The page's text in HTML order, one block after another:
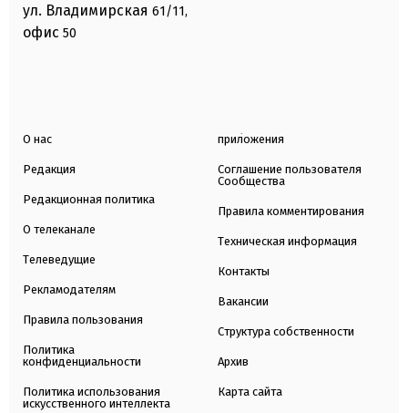
ул. Владимирская 61/11,
офис 50
О нас
Редакция
Редакционная политика
О телеканале
Телеведущие
Рекламодателям
Правила пользования
Политика
конфиденциальности
Политика использования
искусственного интеллекта
приложения
Соглашение пользователя
Сообщества
Правила комментирования
Техническая информация
Контакты
Вакансии
Структура собственности
Архив
Карта сайта